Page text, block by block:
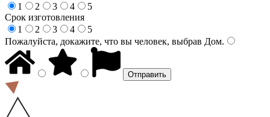
1
2 3 4
5
Срок изготовления
1
2 3 4
5
Пожалуйста, докажите, что вы человек, выбрав Дом.